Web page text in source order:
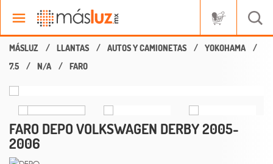
LLANTAS AUTOS Y CAMIONETAS
YOKOHAMA
7.5
N/A FARO
FARO DEPO VOLKSWAGEN DERBY 2005-
2006